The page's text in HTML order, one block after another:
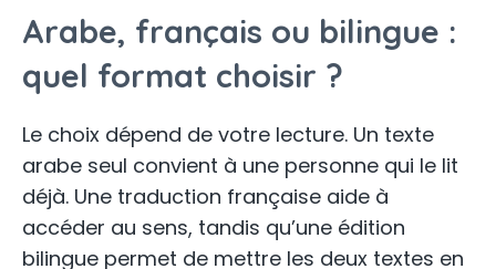
Arabe, français ou bilingue :
quel format choisir ?
Le choix dépend de votre lecture. Un texte
arabe seul convient à une personne qui le lit
déjà. Une traduction française aide à
accéder au sens, tandis qu’une édition
bilingue permet de mettre les deux textes en